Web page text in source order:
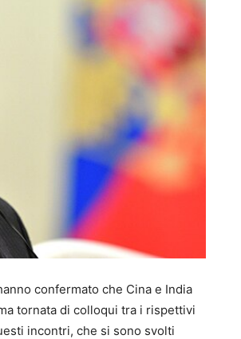
confermato che Cina e India
tornata di colloqui tra i rispettivi
incontri, che si sono svolti